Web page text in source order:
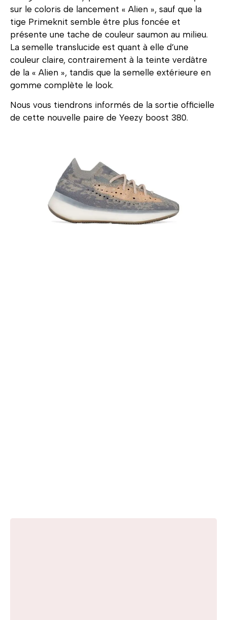
sur le coloris de lancement « Alien », sauf que la
tige Primeknit semble être plus foncée et
présente une tache de couleur saumon au milieu.
La semelle translucide est quant à elle d’une
couleur claire, contrairement à la teinte verdâtre
de la « Alien », tandis que la semelle extérieure en
gomme complète le look.
Nous vous tiendrons informés de la sortie officielle
de cette nouvelle paire de Yeezy boost 380.